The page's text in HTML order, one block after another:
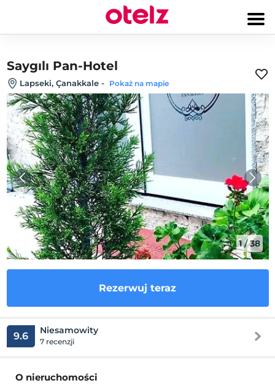
Saygılı Pan-Hotel
Lapseki‎, Çanakkale - Pokaż na mapie
1/38
Rezerwuj teraz
9.6 Niesamowity
7 recenzji
O nieruchomości